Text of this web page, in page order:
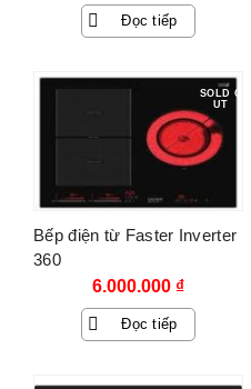
Đọc tiếp
SOLD O
UT
Bếp điện từ Faster Inverter
360
6.000.000 ₫
Đọc tiếp